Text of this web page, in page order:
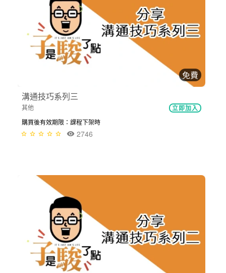
免費
溝通技巧系列三
其他 立即加入
購買後有效期限：課程下架時
2746